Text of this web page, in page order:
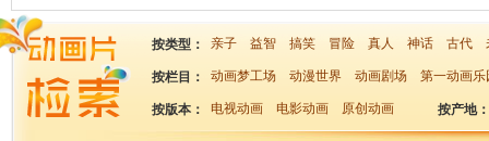
按类型： 亲子 益智 搞笑 冒险 真人 神话 古代
按栏目： 动画梦工场 动漫世界 动画剧场 第一动画乐
按版本： 电视动画 电影动画 原创动画 按产地：